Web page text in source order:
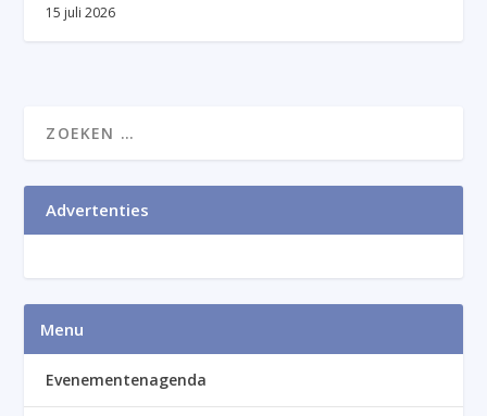
15 juli 2026
Advertenties
Menu
Evenementenagenda